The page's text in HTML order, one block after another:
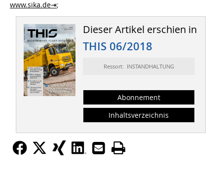
www.sika.de⇥;
Dieser Artikel erschien in
THIS 06/2018
Ressort: INSTANDHALTUNG
Abonnement
Inhaltsverzeichnis